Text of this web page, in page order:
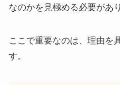
なのかを見極める必要があ
ここで重要なのは、理由を
す。